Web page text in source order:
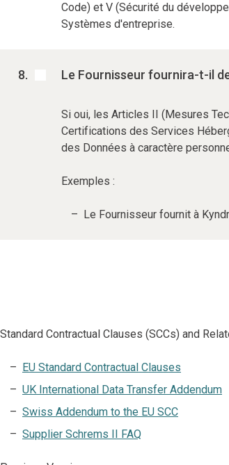
Code) et V (Sécurité du
Systèmes d'entreprise.
Le Fournisseur fournira-t-il
Si oui, les Articles II (Mesures
Certifications des Services
des Données à caractère
Exemples :
Le Fournisseur fournit à
Standard Contractual Clauses (SCCs) and
EU Standard Contractual Clauses
UK International Data Transfer Addendum
Swiss Addendum to the EU SCC
Supplier Schrems II FAQ